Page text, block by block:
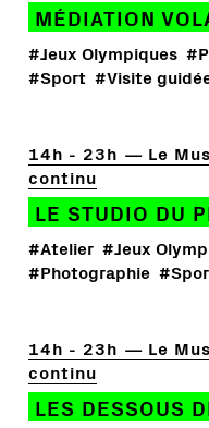
MÉDIATION
#Jeux Olympiques
#Sport #Visite
14h - 23h Le
continu
LE STUDIO DU
#Atelier #Jeux
#Photographie
14h - 23h Le
continu
LES DESSOUS